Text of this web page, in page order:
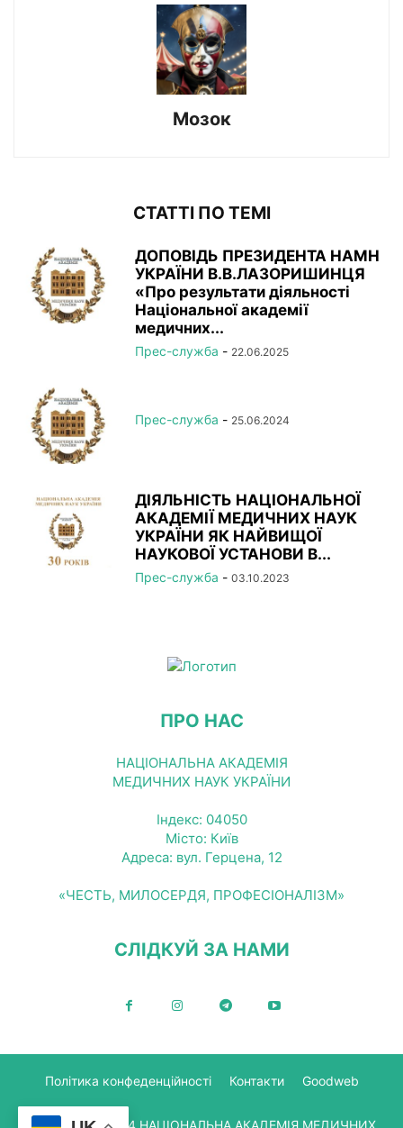
Мозок
СТАТТІ ПО ТЕМІ
ДОПОВІДЬ ПРЕЗИДЕНТА НАМН
УКРАЇНИ В.В.ЛАЗОРИШИНЦЯ
«Про результати діяльності
Національної академії
медичних...
Прес-служба - 22.06.2025
Прес-служба - 25.06.2024
ДІЯЛЬНІСТЬ НАЦІОНАЛЬНОЇ
АКАДЕМІЇ МЕДИЧНИХ НАУК
УКРАЇНИ ЯК НАЙВИЩОЇ
НАУКОВОЇ УСТАНОВИ В...
Прес-служба - 03.10.2023
ПРО НАС
НАЦІОНАЛЬНА АКАДЕМІЯ
МЕДИЧНИХ НАУК УКРАЇНИ
Індекс: 04050
Місто: Київ
Адреса: вул. Герцена, 12
«ЧЕСТЬ, МИЛОСЕРДЯ, ПРОФЕСІОНАЛІЗМ»
СЛІДКУЙ ЗА НАМИ
Політика конфеденційності Контакти Goodweb
© Copyright 2024 НАЦІОНАЛЬНА АКАДЕМІЯ МЕДИЧНИХ